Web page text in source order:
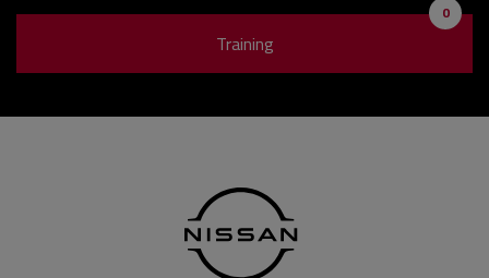
Training
0